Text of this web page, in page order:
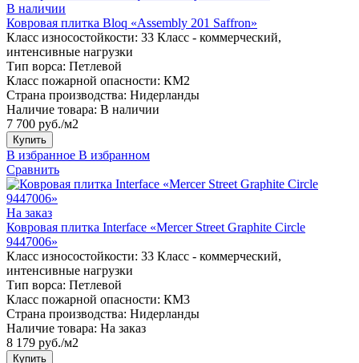
В наличии
Ковровая плитка Bloq «Assembly 201 Saffron»
Класс износостойкости: 33 Класс - коммерческий,
интенсивные нагрузки
Тип ворса: Петлевой
Класс пожарной опасности: КМ2
Страна производства: Нидерланды
Наличие товара: В наличии
7 700 руб./м2
Купить
В избранное В избранном
Сравнить
На заказ
Ковровая плитка Interface «Mercer Street Graphite Circle
9447006»
Класс износостойкости: 33 Класс - коммерческий,
интенсивные нагрузки
Тип ворса: Петлевой
Класс пожарной опасности: КМ3
Страна производства: Нидерланды
Наличие товара: На заказ
8 179 руб./м2
Купить